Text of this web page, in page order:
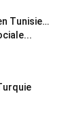
Tunisie…